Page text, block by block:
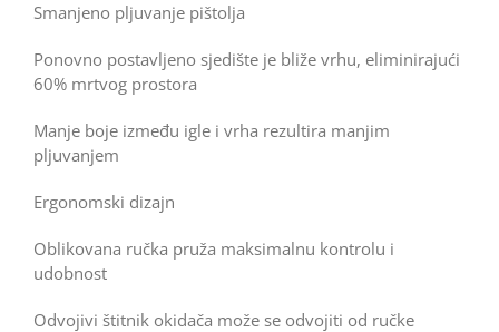
Smanjeno pljuvanje pištolja
Ponovno postavljeno sjedište je bliže vrhu, eliminirajući
60% mrtvog prostora
Manje boje između igle i vrha rezultira manjim
pljuvanjem
Ergonomski dizajn
Oblikovana ručka pruža maksimalnu kontrolu i
udobnost
Odvojivi štitnik okidača može se odvojiti od ručke